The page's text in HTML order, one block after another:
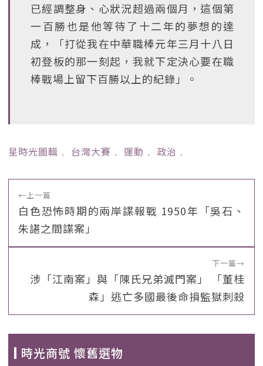
已經調整身、心狀況超過兩個月，這個第
一百勝也是他等待了十二年的夢想的達
成，「打從我在中華職棒元年三月十八日
初登板的那一刻起，我就下定決心要在職
棒戰場上留下百勝以上的紀錄」。
星時光圖輯 ﹒ 台灣大賽 ﹒ 運動 ﹒ 政治 ﹒
←上一篇
白色恐怖時期的兩岸諜報戰 1950年「吳石、
朱諶之間諜案」
下一篇→
涉「江南案」與「陳氏兄弟滅門案」 「董桂
森」逃亡多國最後命損監獄刺殺
時光商號 懷舊選物